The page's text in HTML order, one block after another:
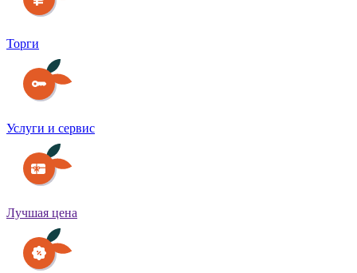
Торги
Услуги и сервис
Лучшая цена